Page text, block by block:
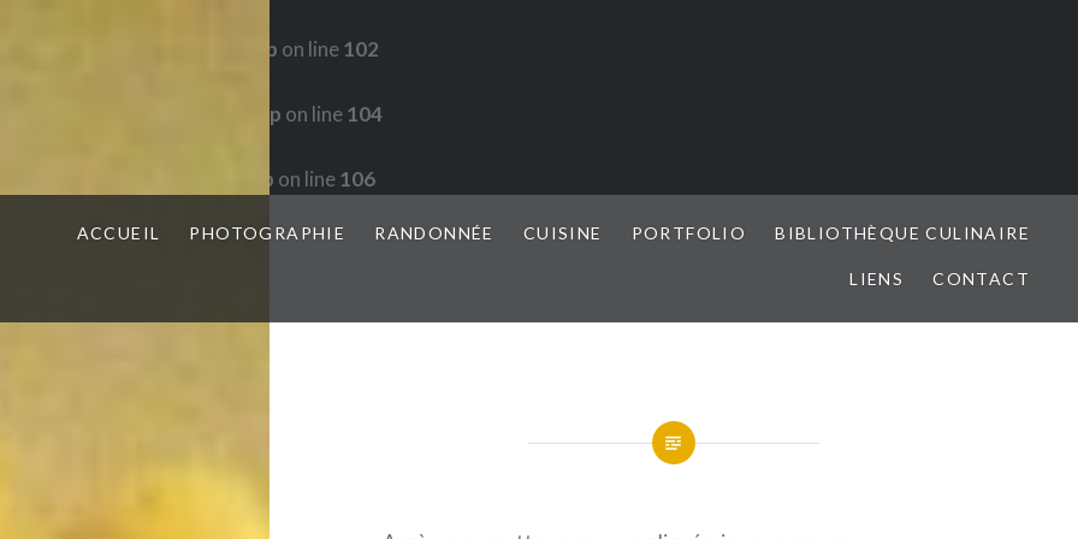
/home/www/wp-config.php on line102
/home/www/wp-config.php on line104
/home/www/wp-config.php on line106
ACCUEIL PHOTOGRAPHIE RANDONNÉE CUISINE PORTFOLIO BIBLIOTHÈQUE CULINAIRE
LIENS CONTACT